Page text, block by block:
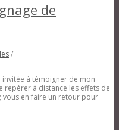
de
/
invitée à témoigner de mon
repérer à distance les effets de
vous en faire un retour pour